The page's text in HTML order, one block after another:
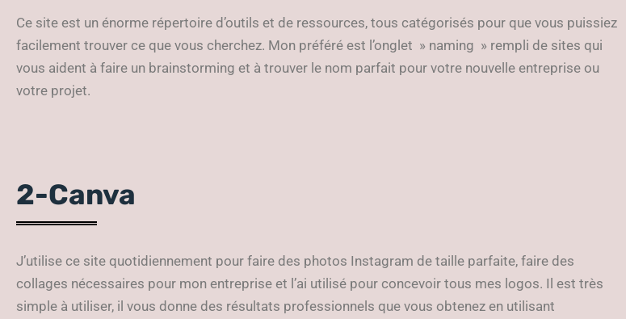
Ce site est un énorme répertoire d’outils et de ressources, tous catégorisés pour que vous puissiez
facilement trouver ce que vous cherchez. Mon préféré est l’onglet » naming » rempli de sites qui
vous aident à faire un brainstorming et à trouver le nom parfait pour votre nouvelle entreprise ou
votre projet.
2-Canva
J’utilise ce site quotidiennement pour faire des photos Instagram de taille parfaite, faire des
collages nécessaires pour mon entreprise et l’ai utilisé pour concevoir tous mes logos. Il est très
simple à utiliser, il vous donne des résultats professionnels que vous obtenez en utilisant